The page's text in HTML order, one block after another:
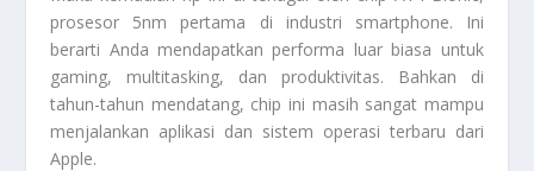
prosesor 5nm pertama di industri smartphone. Ini
berarti Anda mendapatkan performa luar biasa untuk
gaming, multitasking, dan produktivitas. Bahkan di
tahun-tahun mendatang, chip ini masih sangat mampu
menjalankan aplikasi dan sistem operasi terbaru dari
Apple.